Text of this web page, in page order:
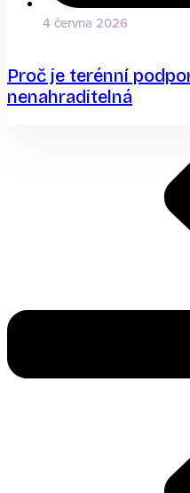
4 června 2026
Proč je terénní
nenahraditelná